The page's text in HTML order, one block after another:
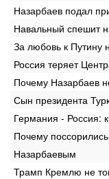
Назарбаев подал
Навальный спешит
За любовь к Путину
Россия теряет
Почему Назарбаев
Сын президента
Германия - Россия:
Почему
Назарбаевым
Трамп Кремлю не